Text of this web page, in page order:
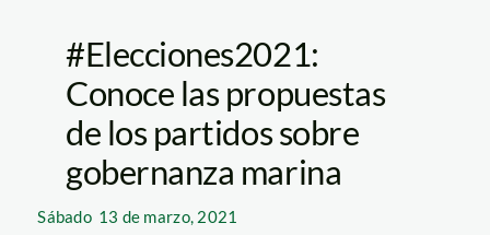
#Elecciones2021:
Conoce las propuestas
de los partidos sobre
gobernanza marina
Sábado 13 de marzo, 2021